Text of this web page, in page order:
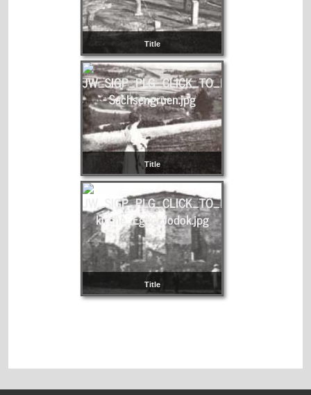
Title
Title
Title